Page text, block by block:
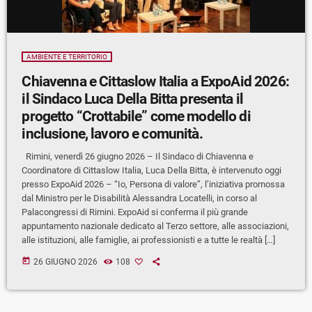
AMBIENTE E TERRITORIO
Chiavenna e Cittaslow Italia a ExpoAid 2026:
il Sindaco Luca Della Bitta presenta il
progetto “Crottabile” come modello di
inclusione, lavoro e comunità.
Rimini, venerdì 26 giugno 2026 – Il Sindaco di Chiavenna e
Coordinatore di Cittaslow Italia, Luca Della Bitta, è intervenuto oggi
presso ExpoAid 2026 – “Io, Persona di valore”, l’iniziativa promossa
dal Ministro per le Disabilità Alessandra Locatelli, in corso al
Palacongressi di Rimini. ExpoAid si conferma il più grande
appuntamento nazionale dedicato al Terzo settore, alle associazioni,
alle istituzioni, alle famiglie, ai professionisti e a tutte le realtà […]
today 26 GIUGNO 2026 108